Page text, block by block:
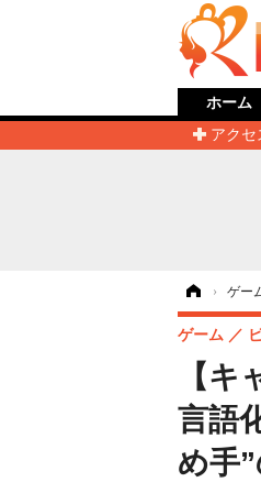
ホーム
アクセ
› ゲー
【
言語
め手
ゲーム